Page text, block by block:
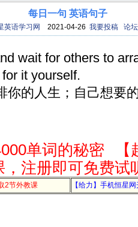
每日一句 英语句子
英语学习网 2021-04-26 我要投稿 论坛
wait for others to
it yourself.
你的人生；自己想要
单词的秘密
，注册即可免费试
2节外教课 【给力】手机恒星